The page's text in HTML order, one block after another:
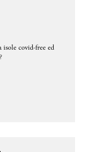
covid-free ed